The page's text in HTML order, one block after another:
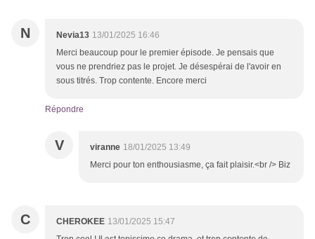
N Nevia13 13/01/2025 16:46
Merci beaucoup pour le premier épisode. Je pensais que
vous ne prendriez pas le projet. Je désespérai de l'avoir en
sous titrés. Trop contente. Encore merci
Répondre
V viranne 18/01/2025 13:49
Merci pour ton enthousiasme, ça fait plaisir.<br /> Biz
C CHEROKEE 13/01/2025 15:47